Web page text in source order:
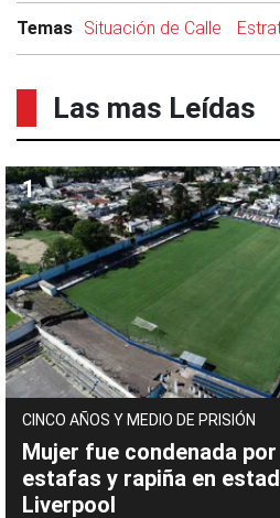
Temas Situación de Calle
Las mas Leídas
CINCO AÑOS Y MEDIO DE PRISIÓN
Mujer fue condenada
estafas y rapiña en
Liverpool